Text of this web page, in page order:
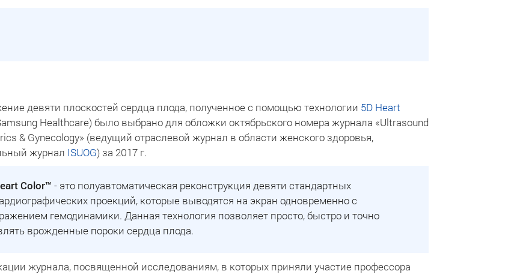
девяти плоскостей сердца плода, полученное с помощью технологии 5D Heart
Healthcare) было выбрано для обложки октябрьского номера журнала «Ultrasound
& Gynecology» (ведущий отраслевой журнал в области женского здоровья,
журнал ISUOG) за 2017 г.
Color™ - это полуавтоматическая реконструкция девяти стандартных
проекций, которые выводятся на экран одновременно с
гемодинамики. Данная технология позволяет просто, быстро и точно
врожденные пороки сердца плода.
журнала, посвященной исследованиям, в которых приняли участие профессора